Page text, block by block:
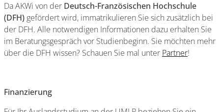
Da AKWi von der Deutsch-Französischen Hochschule
(DFH) gefördert wird, immatrikulieren Sie sich zusätzlich bei
der DFH. Alle notwendigen Informationen dazu erhalten Sie
im Beratungsgespräch vor Studienbeginn. Sie möchten mehr
über die DFH wissen? Schauen Sie mal unter Partner!
Finanzierung